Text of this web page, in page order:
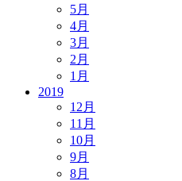
5月
4月
3月
2月
1月
2019
12月
11月
10月
9月
8月